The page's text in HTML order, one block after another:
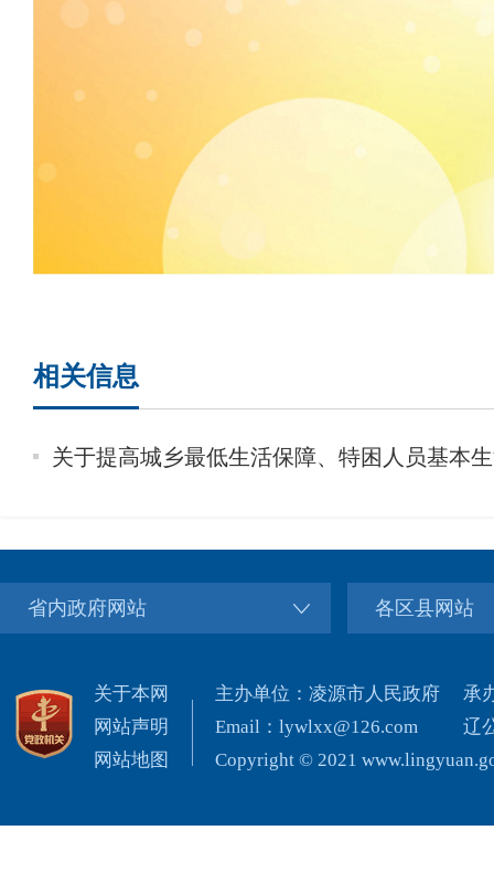
相关信息
关于提高城乡最低生活保障、特困人员基本
省内政府网站 各区县网站
关于本网
网站声明
网站地图
主办单位：凌源市人民政府
Email：lywlxx@126.com
Copyright © 2021
承
辽